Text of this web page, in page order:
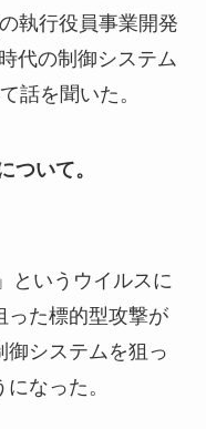
執行役員事業開発
代の制御システム
話を聞いた。
ついて。
というウイルスに
った標的型攻撃が
御システムを狙っ
なった。